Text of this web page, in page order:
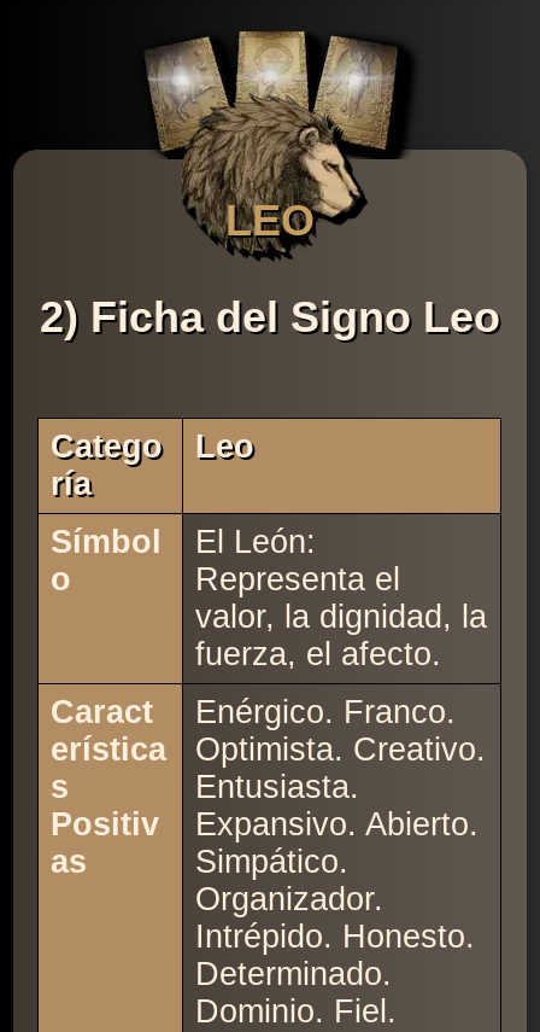
LEO
2) Ficha del Signo Leo
Catego
Ría
Leo
Símbol
o
El León:
Representa el
valor, la dignidad, la
fuerza, el afecto.
Caract
erística
s
Positiv
as
Enérgico. Franco.
Optimista. Creativo.
Entusiasta.
Expansivo. Abierto.
Simpático.
Organizador.
Intrépido. Honesto.
Determinado.
Dominio. Fiel.